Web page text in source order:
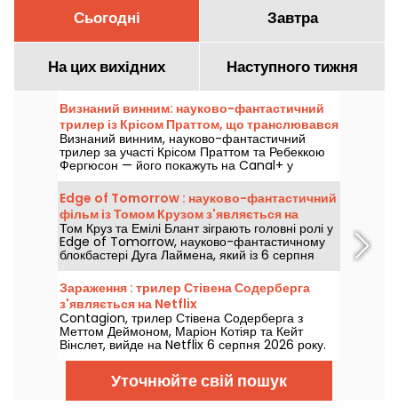
Сьогодні Завтра
На цих вихідних Наступного тижня
Визнаний винним: науково-фантастичний
трилер із Крісом Праттом, що транслювався
на Canal+
Визнаний винним, науково-фантастичний
трилер за участі Крісом Праттом та Ребеккою
Фергюсон — його покажуть на Canal+ у
п’ятницю 7 серпня 2026 року о 21:06.
Edge of Tomorrow : науково-фантастичний
фільм із Томом Крузом з'являється на
Netflix
Том Круз та Емілі Блант зіграють головні ролі у
Edge of Tomorrow, науково-фантастичному
блокбастері Дуга Лаймена, який із 6 серпня
2026 року буде доступний на Netflix.
Зараження : трилер Стівена Содерберга
з'являється на Netflix
Contagion, трилер Стівена Содерберга з
Меттом Деймоном, Маріон Котіяр та Кейт
Вінслет, вийде на Netflix 6 серпня 2026 року.
Уточнюйте свій пошук